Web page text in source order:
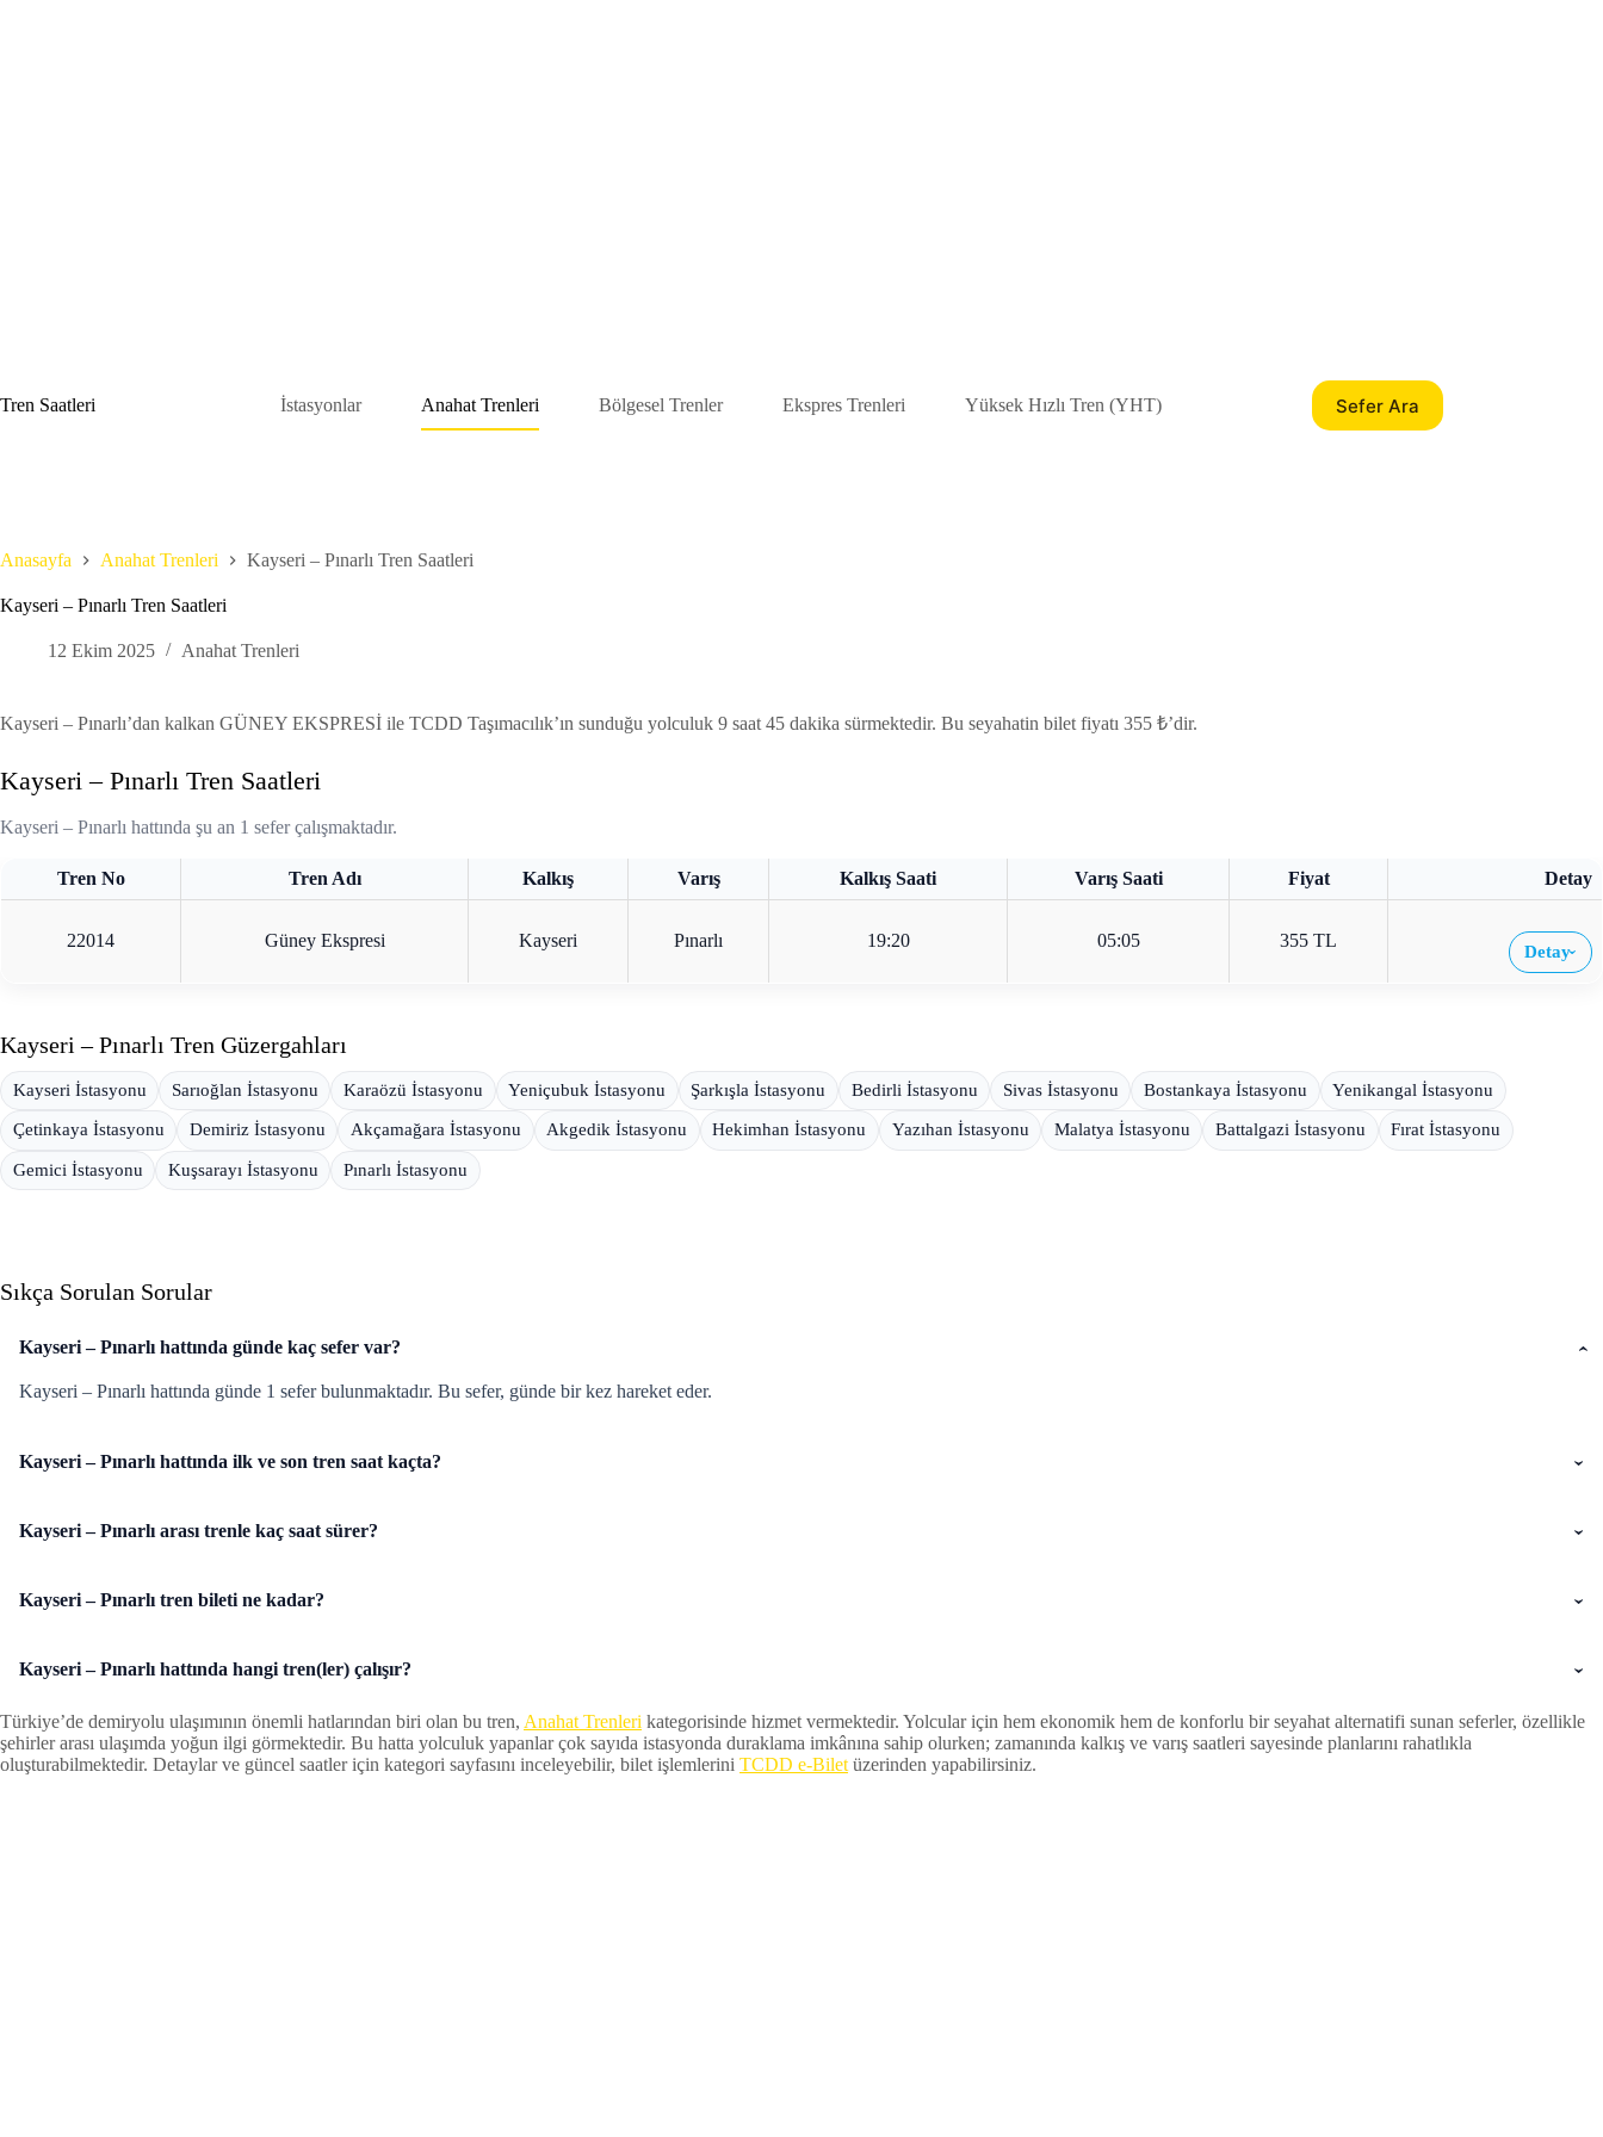
Tren Saatleri
İstasyonlar Anahat Trenleri Bölgesel Trenler Ekspres Trenleri Yüksek Hızlı Tren (YHT) Sefer Ara
Anasayfa Anahat Trenleri Kayseri – Pınarlı Tren Saatleri
Kayseri – Pınarlı Tren Saatleri
12 Ekim 2025 Anahat Trenleri
Kayseri – Pınarlı’dan kalkan GÜNEY EKSPRESİ ile TCDD Taşımacılık’ın sunduğu yolculuk 9 saat 45 dakika sürmektedir. Bu seyahatin bilet fiyatı 355 ₺’dir.
Kayseri – Pınarlı Tren Saatleri
Kayseri – Pınarlı hattında şu an 1 sefer çalışmaktadır.
Tren No Tren Adı Kalkış Varış Kalkış Saati Varış Saati Fiyat Detay
22014 Güney Ekspresi Kayseri Pınarlı 19:20 05:05 355 TL
Detay›
Kayseri – Pınarlı Tren Güzergahları
Kayseri İstasyonu Sarıoğlan İstasyonu Karaözü İstasyonu Yeniçubuk İstasyonu Şarkışla İstasyonu Bedirli İstasyonu Sivas İstasyonu Bostankaya İstasyonu Yenikangal İstasyonu
Çetinkaya İstasyonu Demiriz İstasyonu Akçamağara İstasyonu Akgedik İstasyonu Hekimhan İstasyonu Yazıhan İstasyonu Malatya İstasyonu Battalgazi İstasyonu Fırat İstasyonu
Gemici İstasyonu Kuşsarayı İstasyonu Pınarlı İstasyonu
Sıkça Sorulan Sorular
Kayseri – Pınarlı hattında günde kaç sefer var?
Kayseri – Pınarlı hattında günde 1 sefer bulunmaktadır. Bu sefer, günde bir kez hareket eder.
Kayseri – Pınarlı hattında ilk ve son tren saat kaçta?
Kayseri – Pınarlı arası trenle kaç saat sürer?
Kayseri – Pınarlı tren bileti ne kadar?
Kayseri – Pınarlı hattında hangi tren(ler) çalışır?
Türkiye’de demiryolu ulaşımının önemli hatlarından biri olan bu tren, Anahat Trenleri kategorisinde hizmet vermektedir. Yolcular için hem ekonomik hem de konforlu bir seyahat alternatifi sunan seferler, özellikle
şehirler arası ulaşımda yoğun ilgi görmektedir. Bu hatta yolculuk yapanlar çok sayıda istasyonda duraklama imkânına sahip olurken; zamanında kalkış ve varış saatleri sayesinde planlarını rahatlıkla
oluşturabilmektedir. Detaylar ve güncel saatler için kategori sayfasını inceleyebilir, bilet işlemlerini TCDD e-Bilet üzerinden yapabilirsiniz.